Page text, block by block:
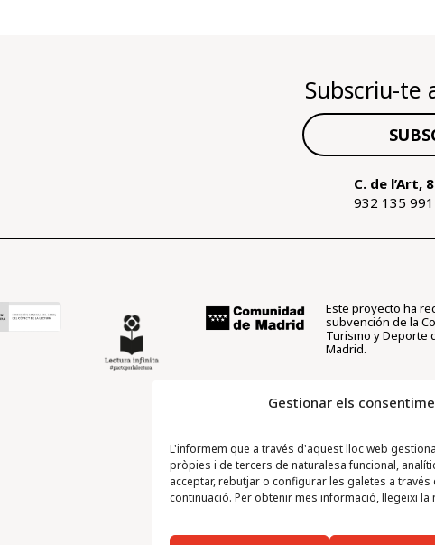
Gestionar els
L'informem que a través d'aquest lloc web
pròpies i de tercers de naturalesa funcional,
acceptar, rebutjar o configurar les galetes a
continuació. Per obtenir mes informació, llegeixi
Subscriu-te
C. de l’Art,
932 135 991
Este proyecto ha
subvención de la
Turismo y Deporte
Madrid.